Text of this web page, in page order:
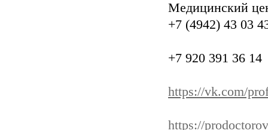
Медицинский
+7 (4942) 43 03
+7 920 391 36 14
https://vk.com/
https://